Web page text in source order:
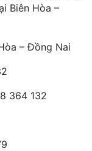
Biên Hòa –
– Đồng Nai
364 132